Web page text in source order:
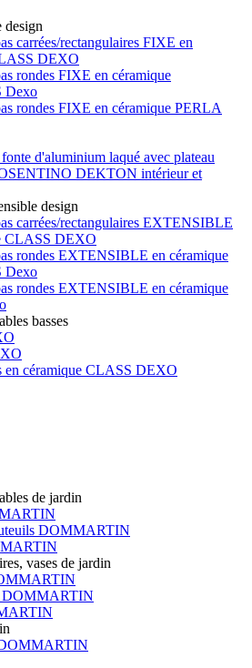
design
carrées/rectangulaires FIXE en
DEXO
rondes FIXE en céramique
Dexo
rondes FIXE en céramique PERLA
d'aluminium laqué avec plateau
DEKTON intérieur et
design
carrées/rectangulaires EXTENSIBLE
CLASS DEXO
rondes EXTENSIBLE en céramique
Dexo
rondes EXTENSIBLE en céramique
basses
en céramique CLASS DEXO
de jardin
DOMMARTIN
vases de jardin
DOMMARTIN